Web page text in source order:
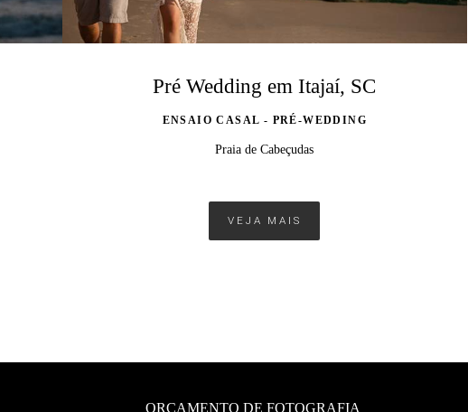
Pré Wedding em Itajaí, SC
ENSAIO CASAL - PRÉ-WEDDING
Praia de Cabeçudas
VEJA MAIS
ORÇAMENTO DE FOTOGRAFIA